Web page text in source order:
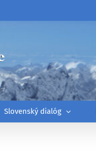
Slovenský dialóg